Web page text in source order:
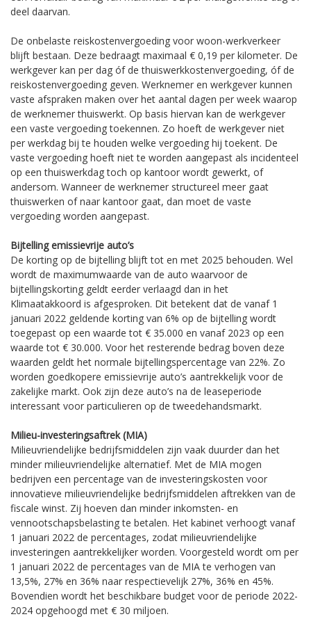
deel daarvan.
De onbelaste reiskostenvergoeding voor woon-werkverkeer
blijft bestaan. Deze bedraagt maximaal € 0,19 per kilometer. De
werkgever kan per dag óf de thuiswerkkostenvergoeding, óf de
reiskostenvergoeding geven. Werknemer en werkgever kunnen
vaste afspraken maken over het aantal dagen per week waarop
de werknemer thuiswerkt. Op basis hiervan kan de werkgever
een vaste vergoeding toekennen. Zo hoeft de werkgever niet
per werkdag bij te houden welke vergoeding hij toekent. De
vaste vergoeding hoeft niet te worden aangepast als incidenteel
op een thuiswerkdag toch op kantoor wordt gewerkt, of
andersom. Wanneer de werknemer structureel meer gaat
thuiswerken of naar kantoor gaat, dan moet de vaste
vergoeding worden aangepast.
Bijtelling emissievrije auto’s
De korting op de bijtelling blijft tot en met 2025 behouden. Wel
wordt de maximumwaarde van de auto waarvoor de
bijtellingskorting geldt eerder verlaagd dan in het
Klimaatakkoord is afgesproken. Dit betekent dat de vanaf 1
januari 2022 geldende korting van 6% op de bijtelling wordt
toegepast op een waarde tot € 35.000 en vanaf 2023 op een
waarde tot € 30.000. Voor het resterende bedrag boven deze
waarden geldt het normale bijtellingspercentage van 22%. Zo
worden goedkopere emissievrije auto’s aantrekkelijk voor de
zakelijke markt. Ook zijn deze auto’s na de leaseperiode
interessant voor particulieren op de tweedehandsmarkt.
Milieu-investeringsaftrek (MIA)
Milieuvriendelijke bedrijfsmiddelen zijn vaak duurder dan het
minder milieuvriendelijke alternatief. Met de MIA mogen
bedrijven een percentage van de investeringskosten voor
innovatieve milieuvriendelijke bedrijfsmiddelen aftrekken van de
fiscale winst. Zij hoeven dan minder inkomsten- en
vennootschapsbelasting te betalen. Het kabinet verhoogt vanaf
1 januari 2022 de percentages, zodat milieuvriendelijke
investeringen aantrekkelijker worden. Voorgesteld wordt om per
1 januari 2022 de percentages van de MIA te verhogen van
13,5%, 27% en 36% naar respectievelijk 27%, 36% en 45%.
Bovendien wordt het beschikbare budget voor de periode 2022-
2024 opgehoogd met € 30 miljoen.